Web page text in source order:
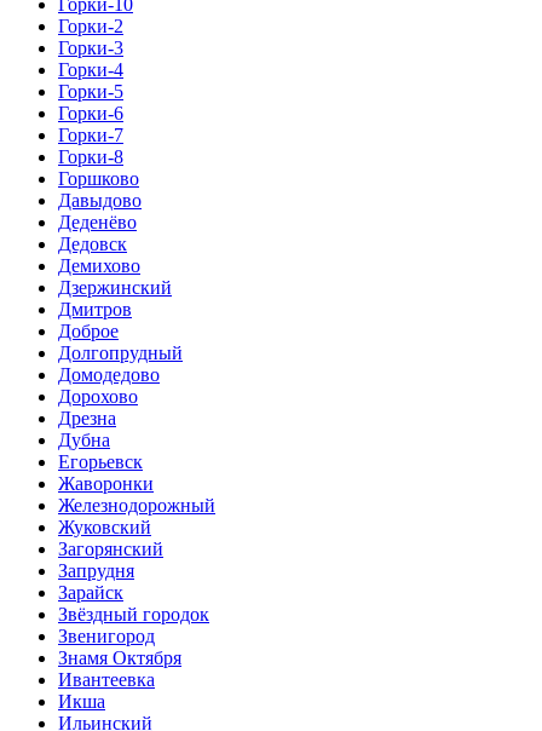
Горки-10
Горки-2
Горки-3
Горки-4
Горки-5
Горки-6
Горки-7
Горки-8
Горшково
Давыдово
Деденёво
Дедовск
Демихово
Дзержинский
Дмитров
Доброе
Долгопрудный
Домодедово
Дорохово
Дрезна
Дубна
Егорьевск
Жаворонки
Железнодорожный
Жуковский
Загорянский
Запрудня
Зарайск
Звёздный городок
Звенигород
Знамя Октября
Ивантеевка
Икша
Ильинский